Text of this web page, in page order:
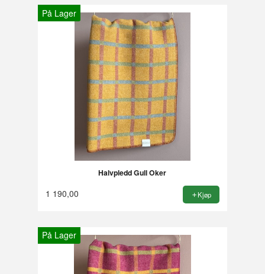
På Lager
Halvpledd Gull Oker
1 190,00 Kjøp
På Lager